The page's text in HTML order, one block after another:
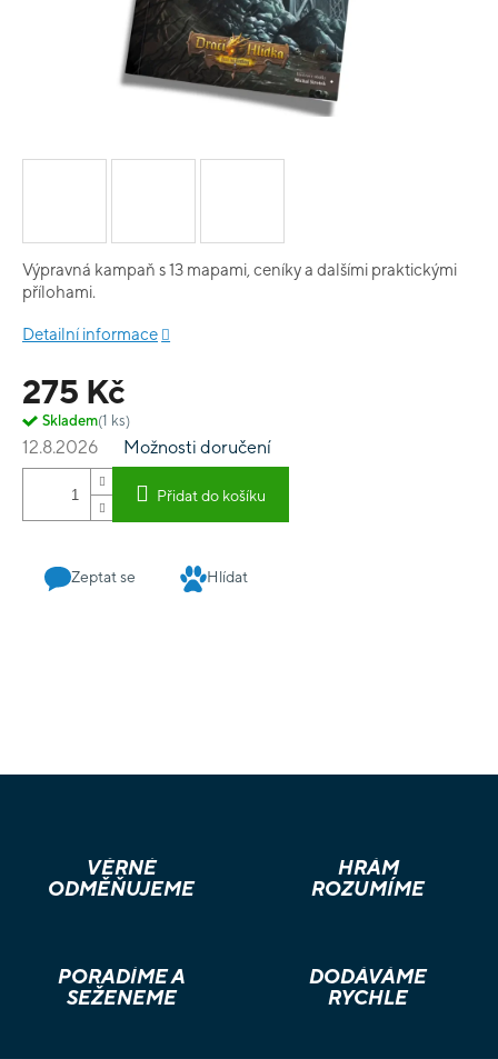
275 Kč
Skladem(1 ks)
12.8.2026 Možnosti doručení
Přidat do košíku
Výpravná kampaň s 13 mapami, ceníky a dalšími praktickými
přílohami.
Detailní informace
Zeptat se Hlídat
VĚRNÉ
ODMĚŇUJEME
HRÁM
ROZUMÍME
PORADÍME A
SEŽENEME
DODÁVÁME
RYCHLE